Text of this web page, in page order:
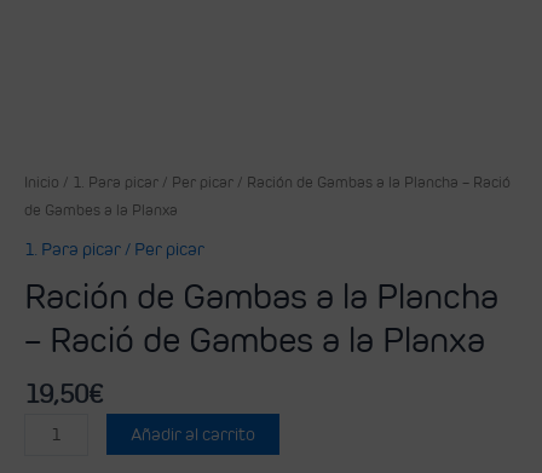
Inicio / 1. Para picar / Per picar / Ración de Gambas a la Plancha – Ració
de Gambes a la Planxa
1. Para picar / Per picar
Ración de Gambas a la Plancha
– Ració de Gambes a la Planxa
19,50€
Añadir al carrito